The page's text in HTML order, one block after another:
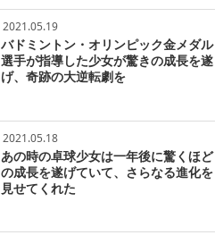
2021.05.19
バドミントン・オリンピック金メダル
選手が指導した少女が驚きの成長を遂
げ、奇跡の大逆転劇を
2021.05.18
あの時の卓球少女は一年後に驚くほど
の成長を遂げていて、さらなる進化を
見せてくれた